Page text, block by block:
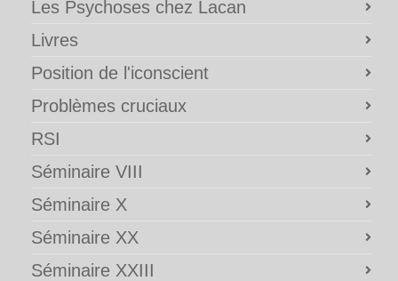
Les Psychoses chez Lacan
Livres
Position de l'iconscient
Problèmes cruciaux
RSI
Séminaire VIII
Séminaire X
Séminaire XX
Séminaire XXIII